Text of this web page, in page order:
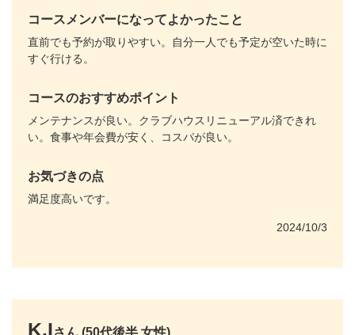
コースメンバーになってよかったこと
直前でも予約が取りやすい。自分一人でも予定が空いた時に
すぐ行ける。
コースのおすすめポイント
メンテナンスが良い。クラブハウスリニューアル済できれ
い。食事や年会費が安く、コスパが良い。
お気づきの点
満足度高いです。
2024/10/3
K.Iさん (50代後半 女性)